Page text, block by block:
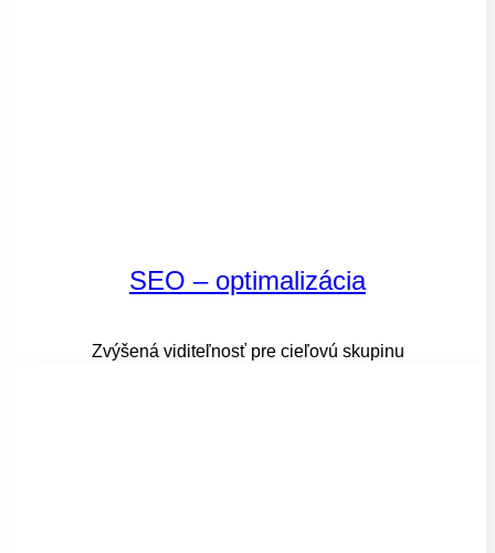
SEO – optimalizácia
Zvýšená viditeľnosť pre cieľovú skupinu